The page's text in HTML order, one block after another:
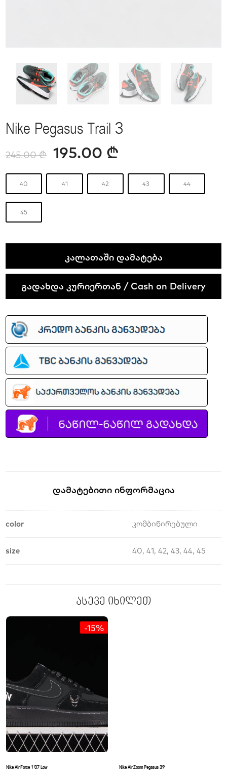
Nike Pegasus Trail 3
245.00₾ 195.00 ₾
40 41 42 43 44
45
Trail
quantity
ᲙᲐᲚᲐᲗᲐᲨᲘ ᲓᲐᲛᲐᲢᲔᲑᲐ
გადახდა კურიერთან / Cash on Delivery
Დამატებითი Ინფორმაცია
color კომბინირებული
size 40, 41, 42, 43, 44, 45
ასევე იხილეთ
-15%
Nike Air Force 1’07 Low Nike Air Zoom Pegasus 39